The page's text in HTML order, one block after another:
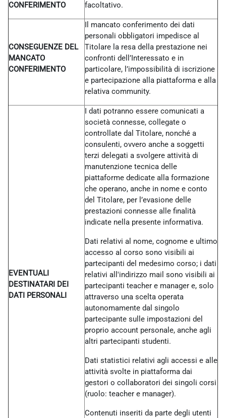
CONFERIMENTO
facoltativo.
CONSEGUENZE DEL
MANCATO
CONFERIMENTO
Il mancato conferimento dei dati
personali obbligatori impedisce al
Titolare la resa della prestazione nei
confronti dell’Interessato e in
particolare, l’impossibilità di iscrizione
e partecipazione alla piattaforma e alla
relativa community.
EVENTUALI
DESTINATARI DEI
DATI PERSONALI
I dati potranno essere comunicati a
società connesse, collegate o
controllate dal Titolare, nonché a
consulenti, ovvero anche a soggetti
terzi delegati a svolgere attività di
manutenzione tecnica delle
piattaforme dedicate alla formazione
che operano, anche in nome e conto
del Titolare, per l’evasione delle
prestazioni connesse alle finalità
indicate nella presente informativa.
Dati relativi al nome, cognome e ultimo
accesso al corso sono visibili ai
partecipanti del medesimo corso; i dati
relativi all'indirizzo mail sono visibili ai
partecipanti teacher e manager e, solo
attraverso una scelta operata
autonomamente dal singolo
partecipante sulle impostazioni del
proprio account personale, anche agli
altri partecipanti studenti.
Dati statistici relativi agli accessi e alle
attività svolte in piattaforma dai
gestori o collaboratori dei singoli corsi
(ruolo: teacher e manager).
Contenuti inseriti da parte degli utenti